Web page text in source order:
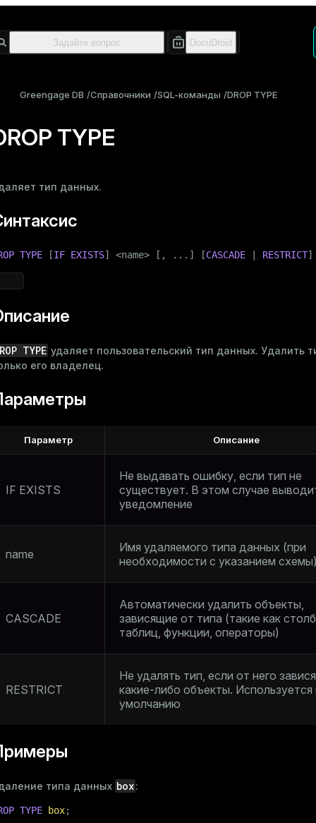
Greengage DB Справочники SQL-команды DROP TYPE
TYPE
тип данных.
TYPE [IF EXISTS] <name> [, ...] [CASCADE RESTRICT]
TYPE удаляет пользовательский тип данных. Удалить
его владелец.
Параметр Описание
IF EXISTS
Не выдавать ошибку, если тип не
существует. В этом случае
уведомление
name
Имя удаляемого типа данных (при
необходимости с указанием
CASCADE
Автоматически удалить объекты,
зависящие от типа (такие как
таблиц, функции, операторы)
RESTRICT
Не удалять тип, если от него
какие-либо объекты. Используется
умолчанию
типа данных box:
TYPE box;